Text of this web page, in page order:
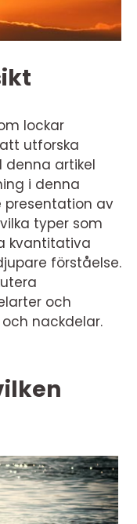
lockar
utforska
denna artikel
i denna
av
typer som
kvantitativa
förståelse.
och
nackdelar.